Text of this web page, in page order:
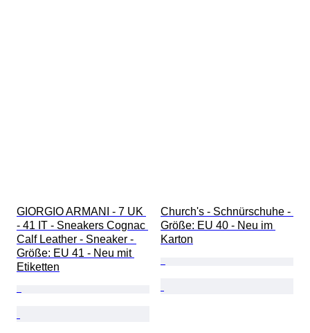
GIORGIO ARMANI - 7 UK
- 41 IT - Sneakers Cognac
Calf Leather - Sneaker -
Größe: EU 41 - Neu mit
Etiketten
Church's - Schnürschuhe -
Größe: EU 40 - Neu im
Karton